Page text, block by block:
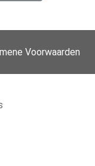
Voorwaarden